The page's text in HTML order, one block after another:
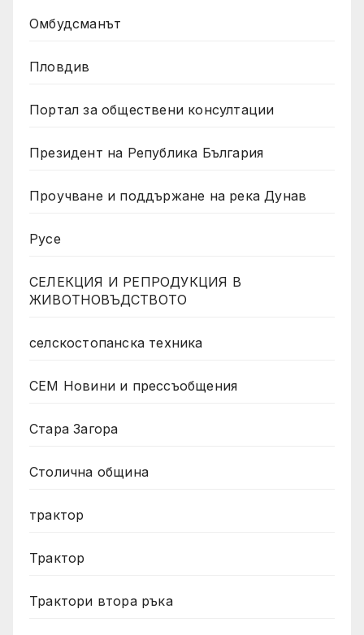
Омбудсманът
Пловдив
Портал за обществени консултации
Президент на Република България
Проучване и поддържане на река Дунав
Русе
СЕЛЕКЦИЯ И РЕПРОДУКЦИЯ В
ЖИВОТНОВЪДСТВОТО
селскостопанска техника
СЕМ Новини и прессъобщения
Стара Загора
Столична община
трактор
Трактор
Трактори втора ръка